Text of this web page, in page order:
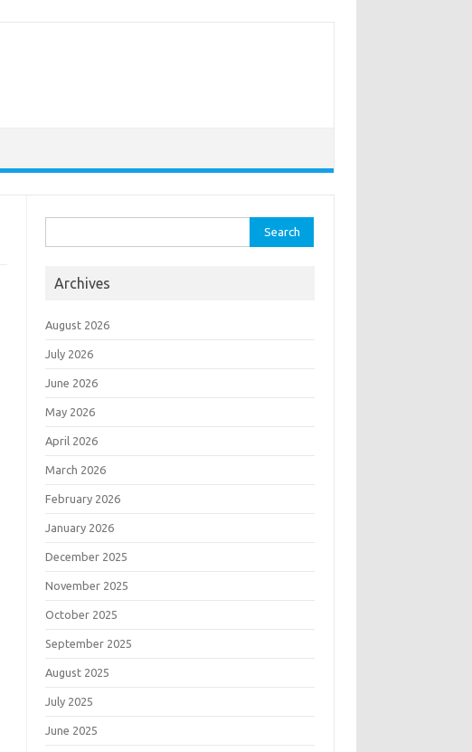
for:
Archives
August 2026
July 2026
June 2026
May 2026
April 2026
March 2026
February 2026
January 2026
December 2025
November 2025
October 2025
September 2025
August 2025
July 2025
June 2025